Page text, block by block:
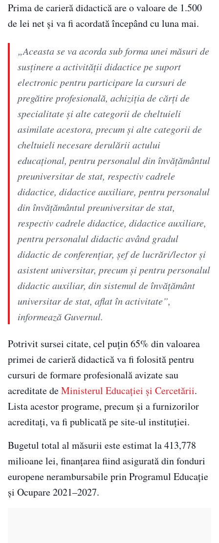
Prima de carieră didactică are o valoare de 1.500
de lei net și va fi acordată începând cu luna mai.
„Aceasta se va acorda sub forma unei măsuri de
susţinere a activităţii didactice pe suport
electronic pentru participare la cursuri de
pregătire profesională, achiziţia de cărţi de
specialitate şi alte categorii de cheltuieli
asimilate acestora, precum şi alte categorii de
cheltuieli necesare derulării actului
educaţional, pentru personalul din învăţământul
preuniversitar de stat, respectiv cadrele
didactice, didactice auxiliare, pentru personalul
din învăţământul preuniversitar de stat,
respectiv cadrele didactice, didactice auxiliare,
pentru personalul didactic având gradul
didactic de conferenţiar, şef de lucrări/lector şi
asistent universitar, precum şi pentru personalul
didactic auxiliar, din sistemul de învăţământ
universitar de stat, aflat în activitate”,
informează Guvernul.
Potrivit sursei citate, cel puțin 65% din valoarea
primei de carieră didactică va fi folosită pentru
cursuri de formare profesională avizate sau
acreditate deMinisterul Educației și Cercetării.
Lista acestor programe, precum și a furnizorilor
acreditați, va fi publicată pe site-ul instituției.
Bugetul total al măsurii este estimat la 413,778
milioane lei, finanțarea fiind asigurată din fonduri
europene nerambursabile prin Programul Educație
și Ocupare 2021–2027.